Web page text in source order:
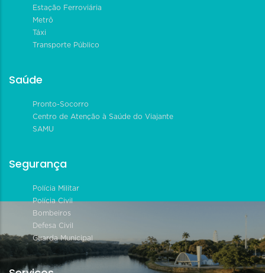
Estação Ferroviária
Metrô
Táxi
Transporte Público
Saúde
Pronto-Socorro
Centro de Atenção à Saúde do Viajante
SAMU
Segurança
Polícia Militar
Polícia Civil
Bombeiros
Defesa Civil
Guarda Municipal